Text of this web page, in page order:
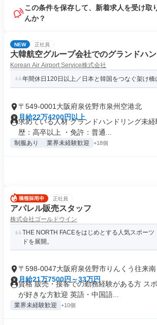
この条件を保存して、新着求人を受け取
んか？
NEW 正社員
大韓航空グループ会社でのグランドハ
Korean Air Airport Service株式会社
年間休日120日以上／日本と韓国をつなぐ架け橋
〒549-0001大阪府泉佐野市泉州空港北
月給22万4200円以上
求めている人材 グランドハンドリング未
歴：高卒以上 ・免許：普通...
制服あり 業界未経験歓迎 +18個
正社員
アパレル販売スタッフ
株式会社ゴールドウイン
THE NORTH FACEをはじめとする人気スポーツ
ドを展開。
〒598-0047大阪府泉佐野市りんくう往来南
月給21万7500円～33万円
資格 販売・接客での勤務経験がある方 ス
が好きな方歓迎 英語・中国語...
業界未経験歓迎 +10個